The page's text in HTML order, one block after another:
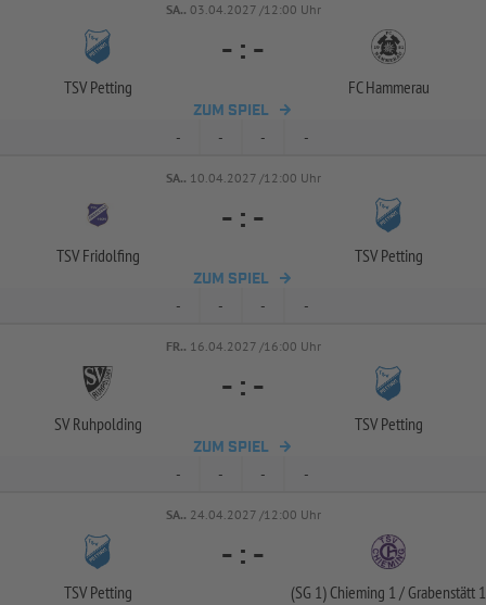
SA.. 03.04.2027 /12:00 Uhr
TSV Petting
- : -
FC Hammerau
ZUM SPIEL
- - - -
SA.. 10.04.2027 /12:00 Uhr
TSV Fridolfing
- : -
TSV Petting
ZUM SPIEL
- - - -
FR.. 16.04.2027 /16:00 Uhr
SV Ruhpolding
- : -
TSV Petting
ZUM SPIEL
- - - -
SA.. 24.04.2027 /12:00 Uhr
TSV Petting
- : -
(SG 1) Chieming 1 / Grabenstätt 1